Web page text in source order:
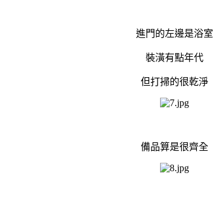
進門的左邊是浴室
裝潢有點年代
但打掃的很乾淨
備品算是很齊全